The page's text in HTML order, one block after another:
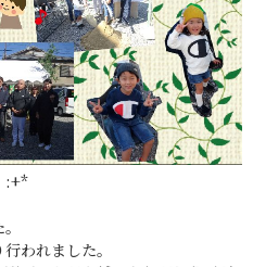
:+*
われました。